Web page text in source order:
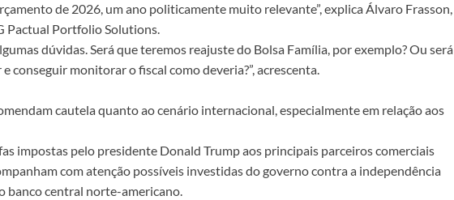
de 2026, um ano politicamente muito relevante”, explica Álvaro Frasson,
Pactual Portfolio Solutions.
dúvidas. Será que teremos reajuste do Bolsa Família, por exemplo? Ou será
conseguir monitorar o fiscal como deveria?”, acrescenta.
cautela quanto ao cenário internacional, especialmente em relação aos
impostas pelo presidente Donald Trump aos principais parceiros comerciais
com atenção possíveis investidas do governo contra a independência
banco central norte-americano.